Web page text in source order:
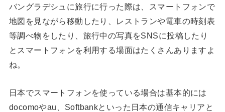
バングラデシュに旅行に行った際は、スマートフォンで
地図を見ながら移動したり、レストランや電車の時刻表
等調べ物をしたり、旅行中の写真をSNSに投稿したり
とスマートフォンを利用する場面はたくさんありますよ
ね。
日本でスマートフォンを使っている場合は基本的には
docomoやau、Softbankといった日本の通信キャリアと